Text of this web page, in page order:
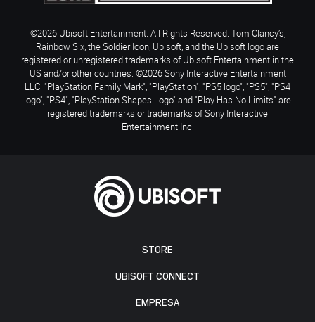
STORE
UBISOFT CONNECT
EMPRESA
©2026 Ubisoft Entertainment. All Rights Reserved. Tom Clancy’s,
Rainbow Six, the Soldier Icon, Ubisoft, and the Ubisoft logo are
registered or unregistered trademarks of Ubisoft Entertainment in the
US and/or other countries. ©2026 Sony Interactive Entertainment
LLC. "PlayStation Family Mark", "PlayStation", "PS5 logo", "PS5", "PS4
logo", "PS4", "PlayStation Shapes Logo" and "Play Has No Limits" are
registered trademarks or trademarks of Sony Interactive
Entertainment Inc.